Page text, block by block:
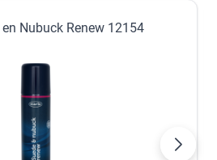
Nubuck Renew 12154